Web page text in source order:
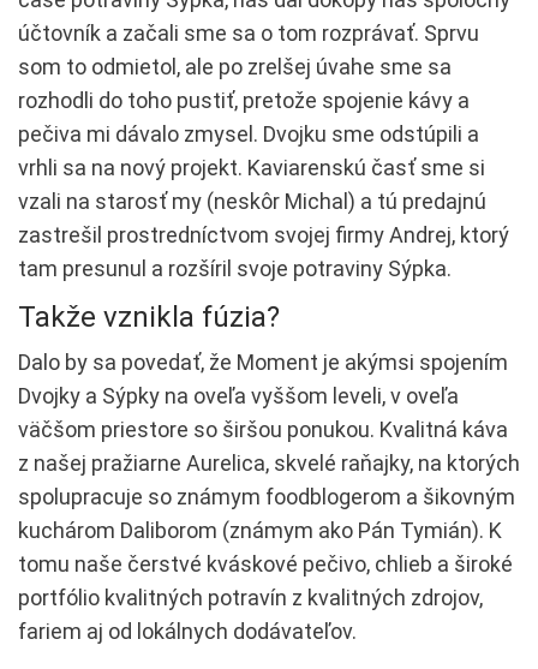
účtovník a začali sme sa o tom rozprávať. Sprvu
som to odmietol, ale po zrelšej úvahe sme sa
rozhodli do toho pustiť, pretože spojenie kávy a
pečiva mi dávalo zmysel. Dvojku sme odstúpili a
vrhli sa na nový projekt. Kaviarenskú časť sme si
vzali na starosť my (neskôr Michal) a tú predajnú
zastrešil prostredníctvom svojej firmy Andrej, ktorý
tam presunul a rozšíril svoje potraviny Sýpka.
Takže vznikla fúzia?
Dalo by sa povedať, že Moment je akýmsi spojením
Dvojky a Sýpky na oveľa vyššom leveli, v oveľa
väčšom priestore so širšou ponukou. Kvalitná káva
z našej pražiarne Aurelica, skvelé raňajky, na ktorých
spolupracuje so známym foodblogerom a šikovným
kuchárom Daliborom (známym ako Pán Tymián). K
tomu naše čerstvé kváskové pečivo, chlieb a široké
portfólio kvalitných potravín z kvalitných zdrojov,
fariem aj od lokálnych dodávateľov.